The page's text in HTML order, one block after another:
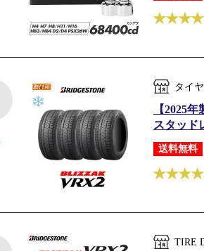
タイ
【2025
スタッド
送料無料
TIRE